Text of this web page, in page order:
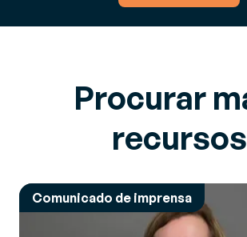
Procurar
recursos
Comunicado de imprensa